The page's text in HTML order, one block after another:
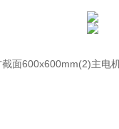
面600x600mm(2)主电